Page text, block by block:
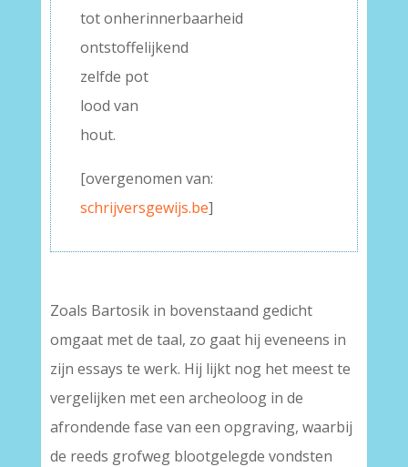
tot onherinnerbaarheid
ontstoffelijkend
zelfde pot
lood van
hout.
[overgenomen van:
schrijversgewijs.be]
Zoals Bartosik in bovenstaand gedicht
omgaat met de taal, zo gaat hij eveneens in
zijn essays te werk. Hij lijkt nog het meest te
vergelijken met een archeoloog in de
afrondende fase van een opgraving, waarbij
de reeds grofweg blootgelegde vondsten